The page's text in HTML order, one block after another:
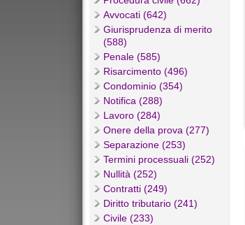
Avvocati (642)
Giurisprudenza di merito
(588)
Penale (585)
Risarcimento (496)
Condominio (354)
Notifica (288)
Lavoro (284)
Onere della prova (277)
Separazione (253)
Termini processuali (252)
Nullità (252)
Contratti (249)
Diritto tributario (241)
Civile (233)